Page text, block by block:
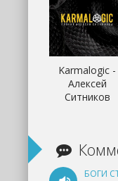
Karmalogic -
Алексей
Ситников